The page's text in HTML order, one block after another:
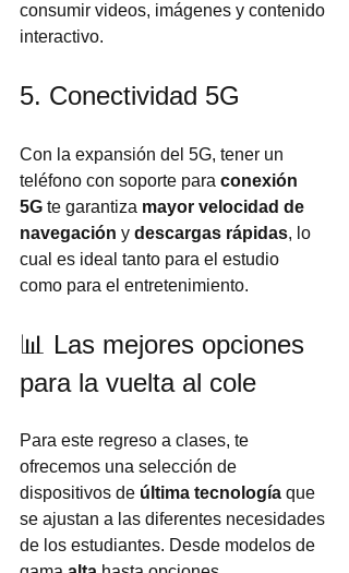
consumir videos, imágenes y contenido
interactivo.
5. Conectividad 5G
Con la expansión del 5G, tener un
teléfono con soporte para conexión
5G te garantiza mayor velocidad de
navegación y descargas rápidas, lo
cual es ideal tanto para el estudio
como para el entretenimiento.
📊 Las mejores opciones
para la vuelta al cole
Para este regreso a clases, te
ofrecemos una selección de
dispositivos de última tecnología que
se ajustan a las diferentes necesidades
de los estudiantes. Desde modelos de